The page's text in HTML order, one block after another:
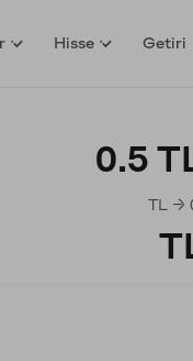
Hisse Getiri
0.5
TL →